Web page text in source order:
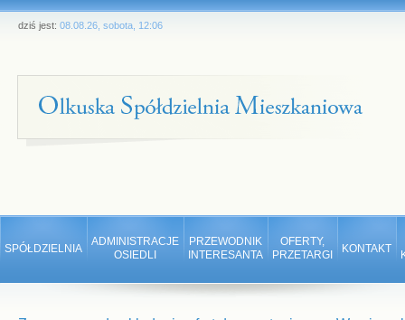
dziś jest: 08.08.26, sobota, 12:06
SPÓŁDZIELNIA
ADMINISTRACJE
OSIEDLI
PRZEWODNIK
INTERESANTA
OFERTY,
PRZETARGI
KONTAKT